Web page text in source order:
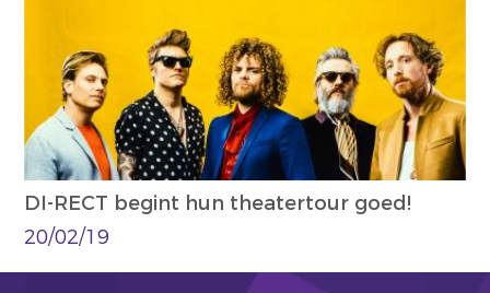
DI-RECT begint hun theatertour goed!
20/02/19